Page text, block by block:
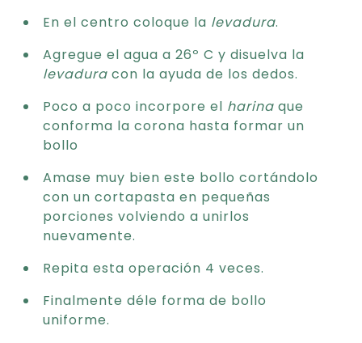
En el centro coloque la levadura.
Agregue el agua a 26º C y disuelva la
levadura con la ayuda de los dedos.
Poco a poco incorpore el harina que
conforma la corona hasta formar un
bollo
Amase muy bien este bollo cortándolo
con un cortapasta en pequeñas
porciones volviendo a unirlos
nuevamente.
Repita esta operación 4 veces.
Finalmente déle forma de bollo
uniforme.